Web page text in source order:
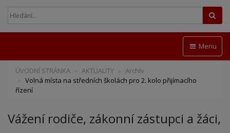
Menu
ÚVODNÍ STRÁNKA AKTUALITY
Archív
Volná místa na středních školách pro 2. kolo přijímacího
řízení
Vážení rodiče, zákonní zástupci a žáci,